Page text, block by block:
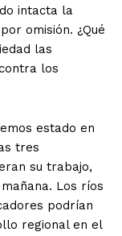
intacta la
omisión. ¿Qué
las
los
estado en
tres
su trabajo,
Los ríos
podrían
regional en el